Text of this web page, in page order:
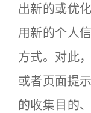
出新的或优
用新的个人
方式。对此
或者页面提
的收集目的